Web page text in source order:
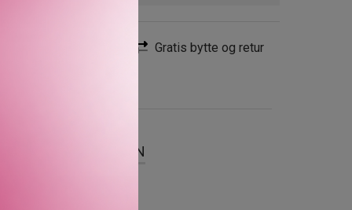
Gratis bytte og retur
OM MERKEVAREN